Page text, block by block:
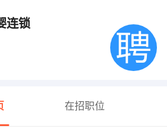
连锁
在招职位